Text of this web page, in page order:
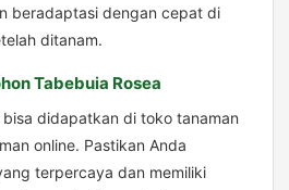
beradaptasi dengan cepat di
ditanam.
Tabebuia Rosea
bisa didapatkan di toko tanaman
online. Pastikan Anda
terpercaya dan memiliki